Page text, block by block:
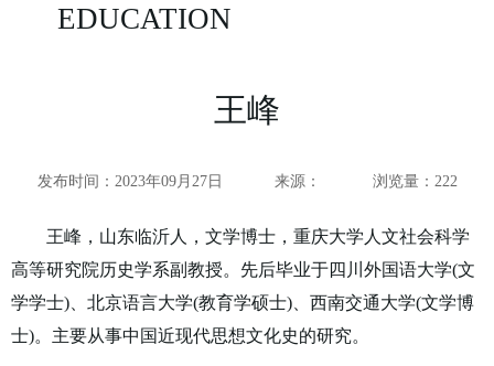
EDUCATION
王峰
发布时间：2023年09月27日 来源： 浏览量： 222
王峰，山东临沂人，文学博士，重庆大学人文社会科学
高等研究院历史学系副教授。先后毕业于四川外国语大学(文
学学士)、北京语言大学(教育学硕士)、西南交通大学(文学博
士)。主要从事中国近现代思想文化史的研究。